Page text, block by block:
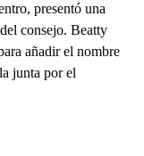
presentó una
consejo. Beatty
añadir el nombre
junta por el